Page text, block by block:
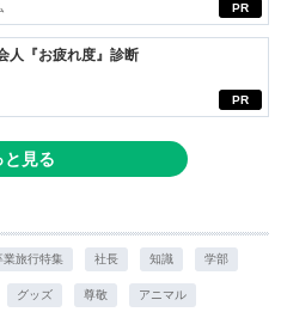
PR
PR
人『お疲れ度』診断
と見る
業旅行特集 社長 知識 学部
グッズ 尊敬 アニマル